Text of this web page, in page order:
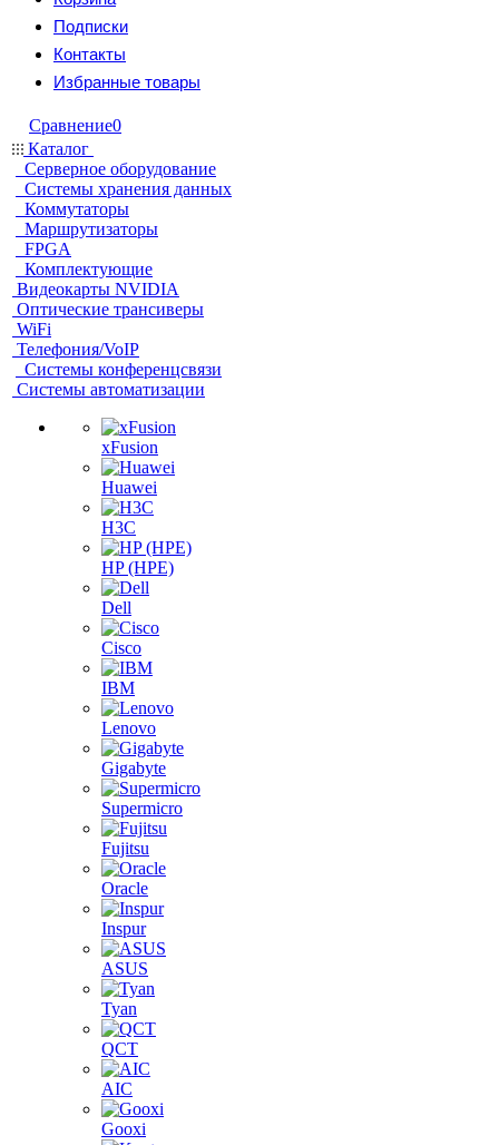
Подписки
Контакты
Избранные товары
Сравнение0
Каталог
Серверное оборудование
Системы хранения данных
Коммутаторы
Маршрутизаторы
FPGA
Комплектующие
Видеокарты NVIDIA
Оптические трансиверы
WiFi
Телефония/VoIP
Системы конференцсвязи
Системы автоматизации
xFusion
Huawei
H3C
HP (HPE)
Dell
Cisco
IBM
Lenovo
Gigabyte
Supermicro
Fujitsu
Oracle
Inspur
ASUS
Tyan
QCT
AIC
Gooxi